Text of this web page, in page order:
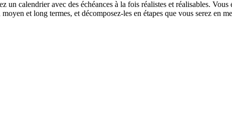
un calendrier avec des échéances à la fois réalistes et réalisables.
et long termes, et décomposez-les en étapes que vous serez en